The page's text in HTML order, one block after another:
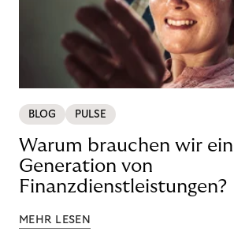
BLOG PULSE
Warum brauchen wir
Generation von
Finanzdienstleistungen?
MEHR LESEN